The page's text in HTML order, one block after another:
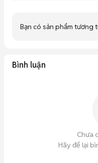
Bạn có sản phẩm tương
Bình luận
Chưa
Hãy để lại